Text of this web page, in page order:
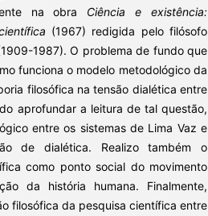
na obra Ciência e existência:
(1967) redigida pelo filósofo
1987). O problema de fundo que
funciona o modelo metodológico da
filosófica na tensão dialética entre
aprofundar a leitura de tal questão,
entre os sistemas de Lima Vaz e
de dialética. Realizo também o
como ponto social do movimento
da história humana. Finalmente,
filosófica da pesquisa científica entre